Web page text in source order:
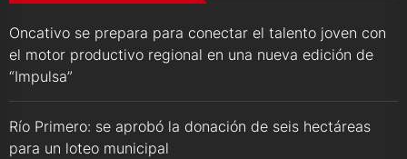
Oncativo se prepara para conectar el talento joven con
el motor productivo regional en una nueva edición de
“Impulsa”
Río Primero: se aprobó la donación de seis hectáreas
para un loteo municipal